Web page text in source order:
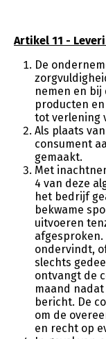
Artikel 11 -
De
nemen en
producten
tot verlening
Als plaats
consument
gemaakt.
Met
4 van deze
het bedrijf
bekwame
uitvoeren
ondervindt,
slechts
ontvangt de
maand
bericht. De
om de
en recht op